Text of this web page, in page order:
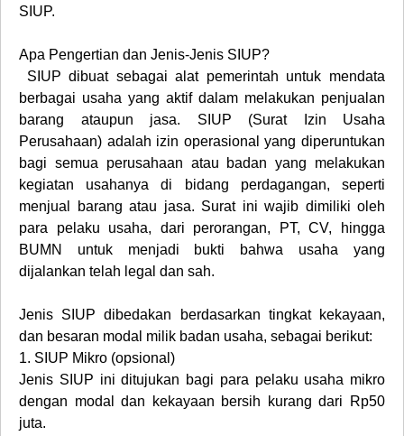
SIUP.
Apa Pengertian dan Jenis-Jenis SIUP?
SIUP dibuat sebagai alat pemerintah untuk mendata
berbagai usaha yang aktif dalam melakukan penjualan
barang ataupun jasa. SIUP (Surat Izin Usaha
Perusahaan) adalah izin operasional yang diperuntukan
bagi semua perusahaan atau badan yang melakukan
kegiatan usahanya di bidang perdagangan, seperti
menjual barang atau jasa. Surat ini wajib dimiliki oleh
para pelaku usaha, dari perorangan, PT, CV, hingga
BUMN untuk menjadi bukti bahwa usaha yang
dijalankan telah legal dan sah.
Jenis SIUP dibedakan berdasarkan tingkat kekayaan,
dan besaran modal milik badan usaha, sebagai berikut:
1. SIUP Mikro (opsional)
Jenis SIUP ini ditujukan bagi para pelaku usaha mikro
dengan modal dan kekayaan bersih kurang dari Rp50
juta.